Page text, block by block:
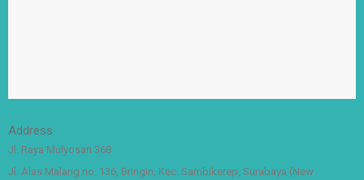
Address
Jl. Raya Mulyosari 368
Jl. Alas Malang no. 136, Bringin, Kec. Sambikerep, Surabaya (New